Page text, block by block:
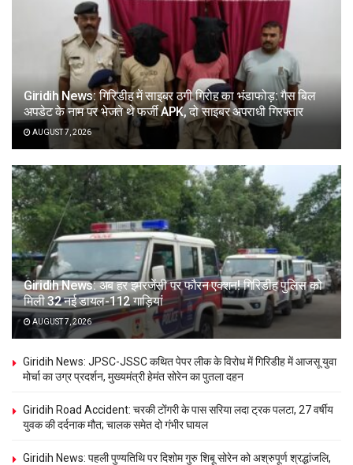
Giridih News: गिरिडीह में साइबर ठगी गिरोह का भंडाफोड़: गैस बिल
अपडेट के नाम पर भेजते थे फर्जी APK, दो साइबर अपराधी गिरफ्तार
AUGUST 7, 2026
Giridih News: अब हर इमरजेंसी पर फौरन एक्शन! गिरिडीह पुलिस को
मिली 32 नई डायल-112 गाड़ियां
AUGUST 7, 2026
Giridih News: JPSC-JSSC कथित पेपर लीक के विरोध में गिरिडीह में आजसू युवा
मोर्चा का उग्र प्रदर्शन, मुख्यमंत्री हेमंत सोरेन का पुतला दहन
Giridih Road Accident: चरकी टोंगरी के पास सरिया लदा ट्रक पलटा, 27 वर्षीय
युवक की दर्दनाक मौत; चालक समेत दो गंभीर घायल
Giridih News: पहली पुण्यतिथि पर दिशोम गुरु शिबू सोरेन को अश्रुपूर्ण श्रद्धांजलि,